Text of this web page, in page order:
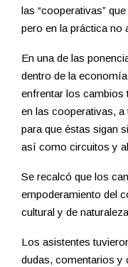
las “cooperativas”
pero en la práctica no
En una de las
dentro de la
enfrentar los
en las cooperativas,
para que éstas sigan
así como circuitos y
Se recalcó que los
empoderamiento del
cultural y de
Los asistentes
dudas, comentarios y